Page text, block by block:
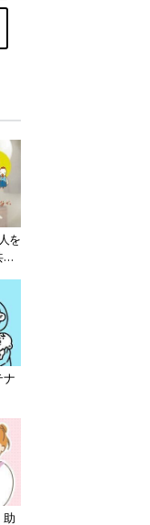
を
ナ
助